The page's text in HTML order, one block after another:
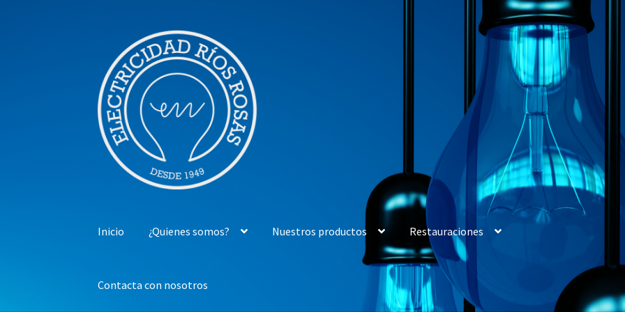
la
navegación
contenido
Inicio ¿Quienes somos? Nuestros productos Restauraciones
Contacta con nosotros